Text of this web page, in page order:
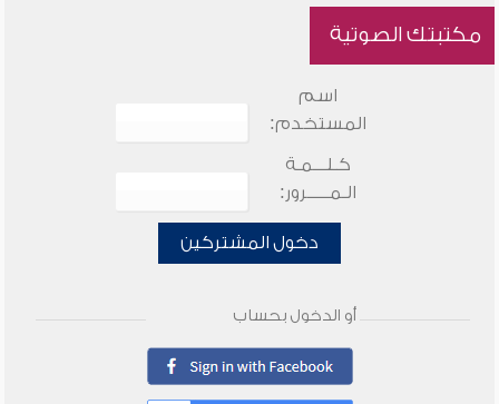
مكتبتك الصوتية
اسم
المستخدم:
كـلـــمـة
الـمـــــرور:
دخول المشتركين
أو الدخول بحساب